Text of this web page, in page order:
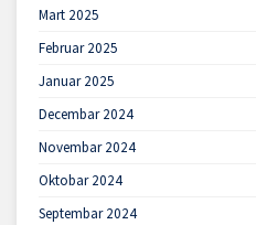
Mart 2025
Februar 2025
Januar 2025
Decembar 2024
Novembar 2024
Oktobar 2024
Septembar 2024